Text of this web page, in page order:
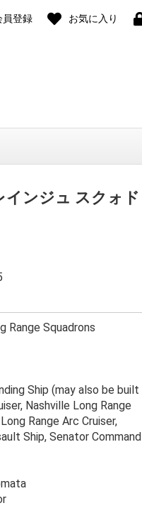
員登録 お気に入り
ンジュ スクォド
Range Squadrons
Ship (may also be built
Nashville Long Range
Range Arc Cruiser,
Ship, Senator Command